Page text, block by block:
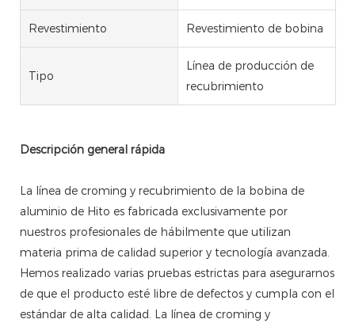
Revestimiento Revestimiento de bobina
Tipo
Línea de producción de
recubrimiento
Descripción general rápida
La línea de croming y recubrimiento de la bobina de
aluminio de Hito es fabricada exclusivamente por
nuestros profesionales de hábilmente que utilizan
materia prima de calidad superior y tecnología avanzada.
Hemos realizado varias pruebas estrictas para asegurarnos
de que el producto esté libre de defectos y cumpla con el
estándar de alta calidad. La línea de croming y